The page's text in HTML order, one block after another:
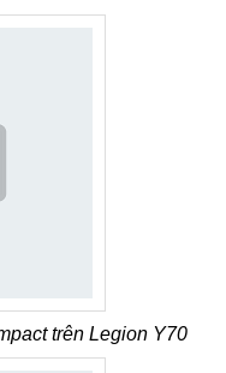
trên Legion Y70